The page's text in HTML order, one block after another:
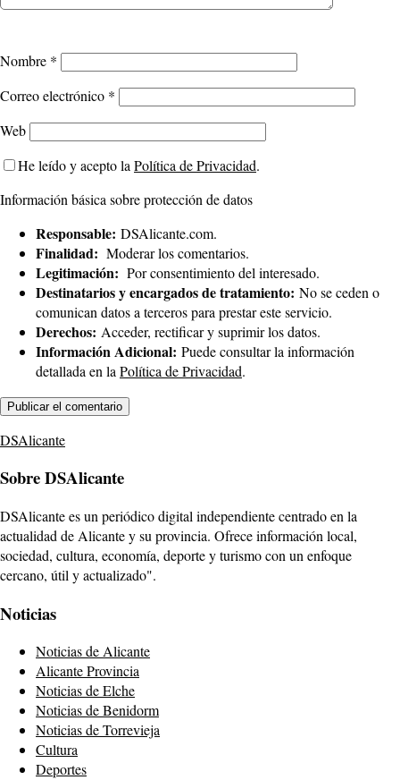
Nombre *
Correo electrónico *
Web
He leído y acepto la Política de Privacidad.
Información básica sobre protección de datos
Responsable: DSAlicante.com.
Finalidad: Moderar los comentarios.
Legitimación: Por consentimiento del interesado.
Destinatarios y encargados de tratamiento: No se ceden o
comunican datos a terceros para prestar este servicio.
Derechos: Acceder, rectificar y suprimir los datos.
Información Adicional: Puede consultar la información
detallada en la Política de Privacidad.
DSAlicante
Sobre DSAlicante
DSAlicante es un periódico digital independiente centrado en la
actualidad de Alicante y su provincia. Ofrece información local,
sociedad, cultura, economía, deporte y turismo con un enfoque
cercano, útil y actualizado".
Noticias
Noticias de Alicante
Alicante Provincia
Noticias de Elche
Noticias de Benidorm
Noticias de Torrevieja
Cultura
Deportes